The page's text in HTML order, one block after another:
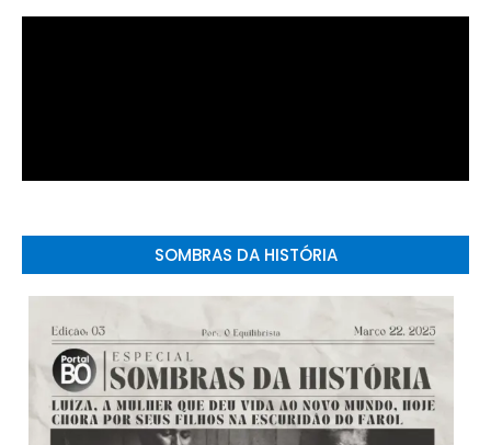
SOMBRAS DA HISTÓRIA